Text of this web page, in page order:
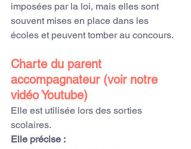
imposées par la loi, mais elles sont
souvent mises en place dans les
écoles et peuvent tomber au concours.
Charte du parent
accompagnateur (voir notre
vidéo Youtube)
Elle est utilisée lors des sorties
scolaires.
Elle précise :